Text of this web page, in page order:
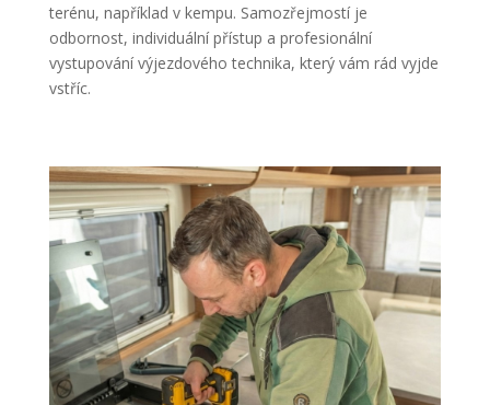
terénu, například v kempu. Samozřejmostí je
odbornost, individuální přístup a profesionální
vystupování výjezdového technika, který vám rád vyjde
vstříc.